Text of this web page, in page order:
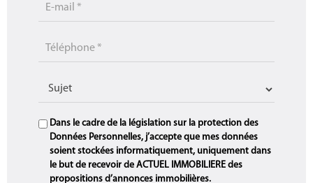
Dans le cadre de la législation sur la protection des
Données Personnelles, j’accepte que mes données
soient stockées informatiquement, uniquement dans
le but de recevoir de ACTUEL IMMOBILIERE des
propositions d’annonces immobilières.